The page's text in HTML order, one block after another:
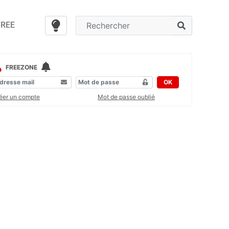
FREEZONE
OK
un compte
Mot de passe oublié